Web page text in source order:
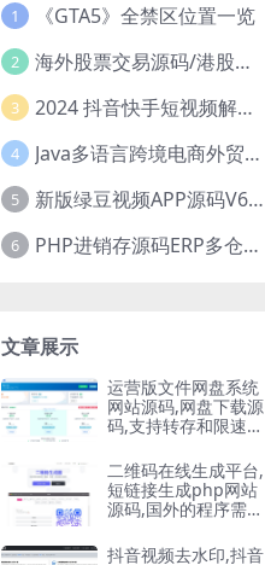
1 《GTA5》全禁区位置一览
2 海外股票交易源码/港股泰股/美股源码/印度股源码/马拉西亚股票源码/国际股票配资
3 2024 抖音快手短视频解析去水印php源码
4 Java多语言跨境电商外贸商城TikToKshop内嵌商城I商家入驻I一键铺
5 新版绿豆视频APP源码V6.6 免授权插件版
6 PHP进销存源码ERP多仓库管理系统 手机版进销存 php网络版进销存小程序
文章展示
运营版文件网盘系统
网站源码,网盘下载源
码,支持转存和限速下
二维码在线生成平台,
短链接生成php网站
源码,国外的程序需要
抖音视频去水印,抖音